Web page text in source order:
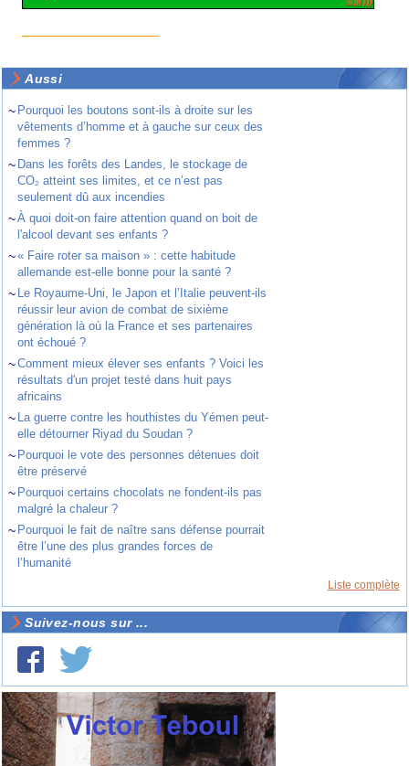
Aussi
~ Pourquoi les boutons sont-ils à droite sur les
vêtements d’homme et à gauche sur ceux des
femmes ?
~ Dans les forêts des Landes, le stockage de
CO₂ atteint ses limites, et ce n’est pas
seulement dû aux incendies
~À quoi doit-on faire attention quand on boit de
l'alcool devant ses enfants ?
~« Faire roter sa maison » : cette habitude
allemande est-elle bonne pour la santé ?
~ Le Royaume-Uni, le Japon et l’Italie peuvent-ils
réussir leur avion de combat de sixième
génération là où la France et ses partenaires
ont échoué ?
~Comment mieux élever ses enfants ? Voici les
résultats d'un projet testé dans huit pays
africains
~ La guerre contre les houthistes du Yémen peut-
elle détourner Riyad du Soudan ?
~ Pourquoi le vote des personnes détenues doit
être préservé
~ Pourquoi certains chocolats ne fondent-ils pas
malgré la chaleur ?
~ Pourquoi le fait de naître sans défense pourrait
être l’une des plus grandes forces de
l’humanité
Liste complète
Suivez-nous sur ...